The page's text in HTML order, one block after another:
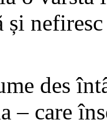
și
des
– care